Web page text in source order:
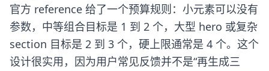
官方 reference 给了一个预算规则：小元素可以没有
参数，中等组合目标是 1 到 2 个，大型 hero 或复杂
section 目标是 2 到 3 个，硬上限通常是 4 个。这个
设计很实用，因为用户常见反馈并不是“再生成三